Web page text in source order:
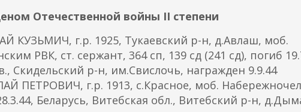
Отечественной войны II степени
КУЗЬМИЧ, г.р. 1925, Тукаевский р-н, д.Авлаш, моб.
РВК, ст. сержант, 364 сп, 139 сд (241 сд), погиб
Скидельский р-н, им.Свислочь, награжден 9.9.44
ПЕТРОВИЧ, г.р. 1913, с.Красное, моб.
Беларусь, Витебская обл., Витебский р-н,